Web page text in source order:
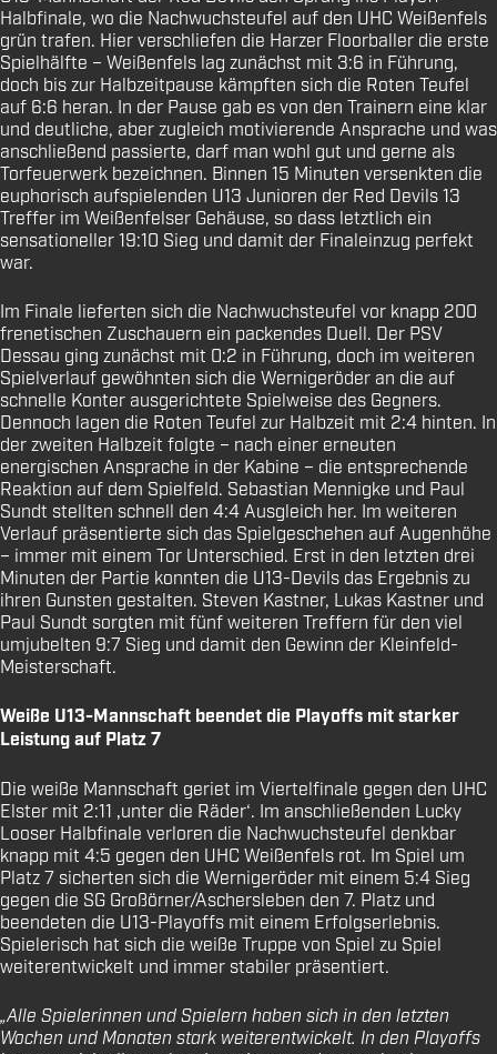
Halbfinale, wo die Nachwuchsteufel auf den UHC Weißenfels
grün trafen. Hier verschliefen die Harzer Floorballer die erste
Spielhälfte – Weißenfels lag zunächst mit 3:6 in Führung,
doch bis zur Halbzeitpause kämpften sich die Roten Teufel
auf 6:6 heran. In der Pause gab es von den Trainern eine klar
und deutliche, aber zugleich motivierende Ansprache und was
anschließend passierte, darf man wohl gut und gerne als
Torfeuerwerk bezeichnen. Binnen 15 Minuten versenkten die
euphorisch aufspielenden U13 Junioren der Red Devils 13
Treffer im Weißenfelser Gehäuse, so dass letztlich ein
sensationeller 19:10 Sieg und damit der Finaleinzug perfekt
war.
Im Finale lieferten sich die Nachwuchsteufel vor knapp 200
frenetischen Zuschauern ein packendes Duell. Der PSV
Dessau ging zunächst mit 0:2 in Führung, doch im weiteren
Spielverlauf gewöhnten sich die Wernigeröder an die auf
schnelle Konter ausgerichtete Spielweise des Gegners.
Dennoch lagen die Roten Teufel zur Halbzeit mit 2:4 hinten. In
der zweiten Halbzeit folgte – nach einer erneuten
energischen Ansprache in der Kabine – die entsprechende
Reaktion auf dem Spielfeld. Sebastian Mennigke und Paul
Sundt stellten schnell den 4:4 Ausgleich her. Im weiteren
Verlauf präsentierte sich das Spielgeschehen auf Augenhöhe
– immer mit einem Tor Unterschied. Erst in den letzten drei
Minuten der Partie konnten die U13-Devils das Ergebnis zu
ihren Gunsten gestalten. Steven Kastner, Lukas Kastner und
Paul Sundt sorgten mit fünf weiteren Treffern für den viel
umjubelten 9:7 Sieg und damit den Gewinn der Kleinfeld-
Meisterschaft.
Weiße U13-Mannschaft beendet die Playoffs mit starker
Leistung auf Platz 7
Die weiße Mannschaft geriet im Viertelfinale gegen den UHC
Elster mit 2:11 ‚unter die Räder‘. Im anschließenden Lucky
Looser Halbfinale verloren die Nachwuchsteufel denkbar
knapp mit 4:5 gegen den UHC Weißenfels rot. Im Spiel um
Platz 7 sicherten sich die Wernigeröder mit einem 5:4 Sieg
gegen die SG Großörner/Aschersleben den 7. Platz und
beendeten die U13-Playoffs mit einem Erfolgserlebnis.
Spielerisch hat sich die weiße Truppe von Spiel zu Spiel
weiterentwickelt und immer stabiler präsentiert.
„Alle Spielerinnen und Spielern haben sich in den letzten
Wochen und Monaten stark weiterentwickelt. In den Playoffs